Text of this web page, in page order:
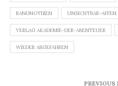
RANDNOTIZEN UNSICHTBAR-AFFEN
VERLAG AKADEMIE-DER-ABENTEUER
WIEDER ABGEFAHREN
PREVIOUS